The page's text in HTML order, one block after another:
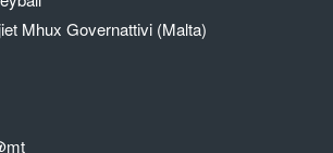
Mhux Governattivi (Malta)